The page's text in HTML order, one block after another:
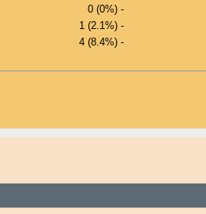
0 (0%) -
1 (2.1%) -
4 (8.4%) -